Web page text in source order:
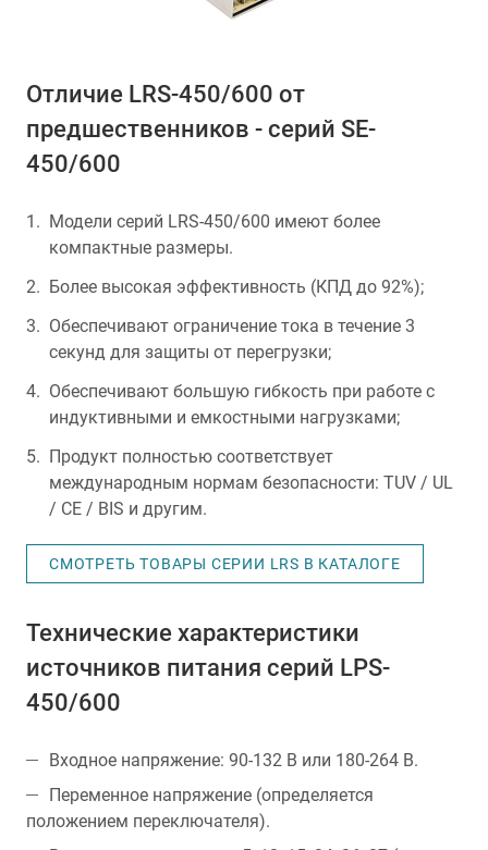
Отличие LRS-450/600 от
предшественников - серий SE-
450/600
Модели серий LRS-450/600 имеют более
компактные размеры.
Более высокая эффективность (КПД до 92%);
Обеспечивают ограничение тока в течение 3
секунд для защиты от перегрузки;
Обеспечивают большую гибкость при работе с
индуктивными и емкостными нагрузками;
Продукт полностью соответствует
международным нормам безопасности: TUV / UL
/ CE / BIS и другим.
СМОТРЕТЬ ТОВАРЫ СЕРИИ LRS В КАТАЛОГЕ
Технические характеристики
источников питания серий LPS-
450/600
Входное напряжение: 90-132 В или 180-264 В.
Переменное напряжение (определяется
положением переключателя).